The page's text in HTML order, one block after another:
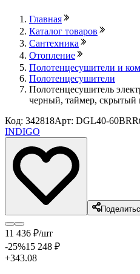
Главная
Каталог товаров
Сантехника
Отопление
Полотенцесушители и
Полотенцесушители
Полотенцесушитель
черный, таймер, скрытый
Код: 342818Арт: DGL40-
INDIGO
11 436 ₽/шт
-25%15 248 ₽
+343.08